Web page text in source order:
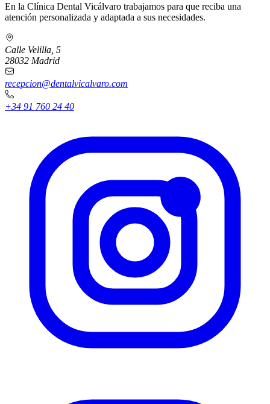
En la Clínica Dental Vicálvaro trabajamos para que reciba una
atención personalizada y adaptada a sus necesidades.
Calle Velilla, 5
28032 Madrid
recepcion@dentalvicalvaro.com
+34 91 760 24 40